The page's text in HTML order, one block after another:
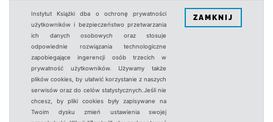
Instytut Książki dba o ochronę prywatności
użytkowników i bezpieczeństwo przetwarzania
ich danych osobowych oraz stosuje
odpowiednie rozwiązania technologiczne
zapobiegające ingerencji osób trzecich w
prywatność użytkowników. Używamy także
plików cookies, by ułatwić korzystanie z naszych
serwisów oraz do celów statystycznych.Jeśli nie
chcesz, by pliki cookies były zapisywane na
Twoim dysku zmień ustawienia swojej
ZAMKNIJ